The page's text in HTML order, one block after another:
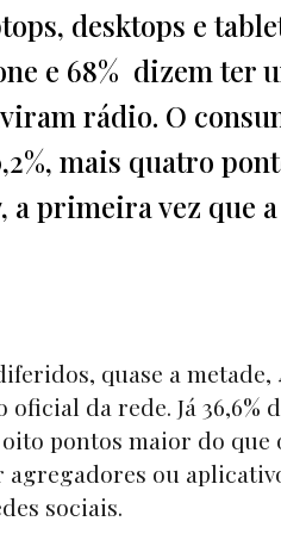
desktops e
e 68% dizem ter
rádio. O
mais quatro
a primeira vez que
quase a
oficial da rede. Já
pontos maior do que
ou
sociais.